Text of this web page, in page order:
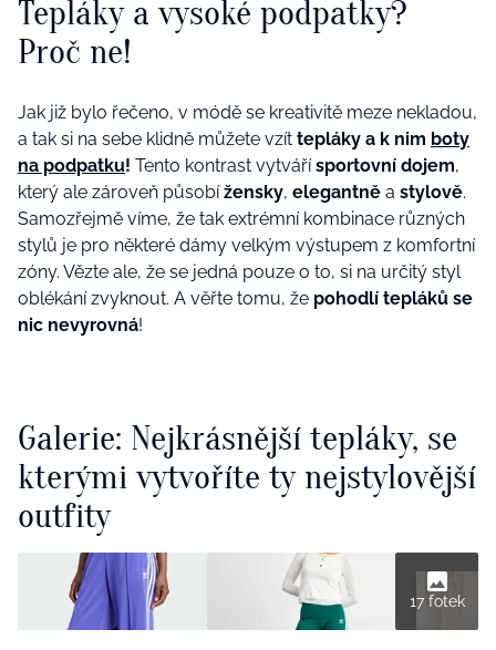
Tepláky a vysoké podpatky?
Proč ne!
Jak již bylo řečeno, v módě se kreativitě meze nekladou,
a tak si na sebe klidně můžete vzít tepláky a k nim boty
na podpatku! Tento kontrast vytvářísportovní dojem,
který ale zároveň působížensky, elegantně a stylově.
Samozřejmě víme, že tak extrémní kombinace různých
stylů je pro některé dámy velkým výstupem z komfortní
zóny. Vězte ale, že se jedná pouze o to, si na určitý styl
oblékání zvyknout. A věřte tomu, že pohodlí tepláků se
nic nevyrovná!
Galerie: Nejkrásnější tepláky, se
kterými vytvoříte ty nejstylovější
outfity
17 fotek